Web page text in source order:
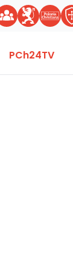
PCh24TV